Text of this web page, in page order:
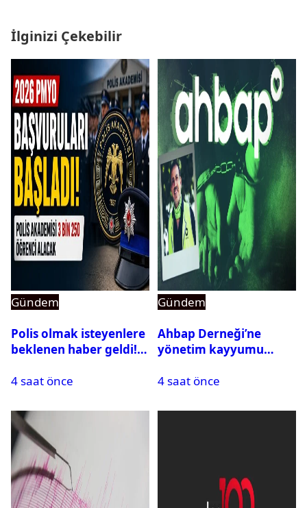
İlginizi Çekebilir
Gündem
Polis olmak isteyenlere
beklenen haber geldi!
4 saat önce
Gündem
Ahbap Derneği’ne
yönetim kayyumu
açıldı
4 saat önce